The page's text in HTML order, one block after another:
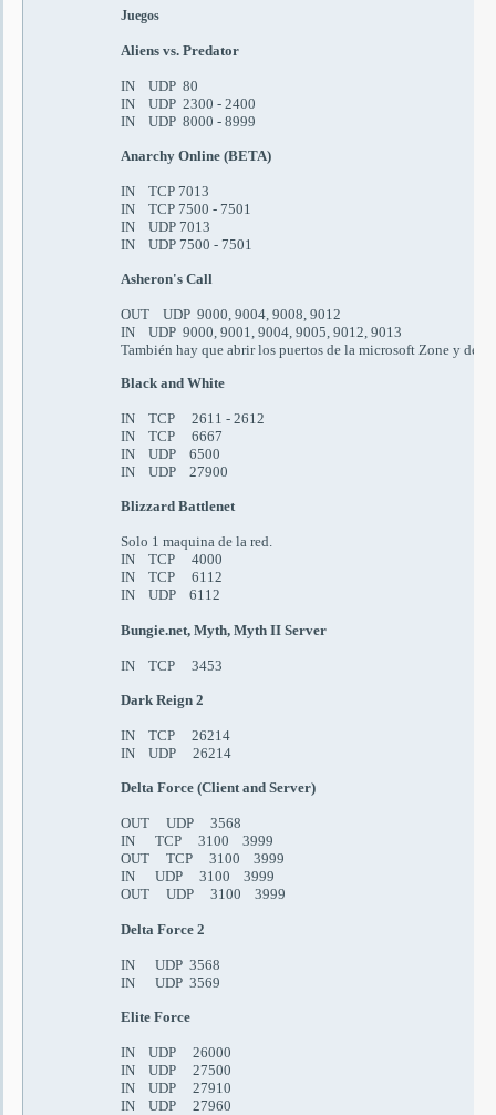
Juegos
Aliens vs. Predator
IN UDP 80
IN UDP 2300 - 2400
IN UDP 8000 - 8999
Anarchy Online (BETA)
IN TCP 7013
IN TCP 7500 - 7501
IN UDP 7013
IN UDP 7500 - 7501
Asheron's Call
OUT UDP 9000, 9004, 9008, 9012
IN UDP 9000, 9001, 9004, 9005, 9012, 9013
También hay que abrir los puertos de la microsoft Zone y de
Black and White
IN TCP 2611 - 2612
IN TCP 6667
IN UDP 6500
IN UDP 27900
Blizzard Battlenet
Solo 1 maquina de la red.
IN TCP 4000
IN TCP 6112
IN UDP 6112
Bungie.net, Myth, Myth II Server
IN TCP 3453
Dark Reign 2
IN TCP 26214
IN UDP 26214
Delta Force (Client and Server)
OUT UDP 3568
IN TCP 3100 3999
OUT TCP 3100 3999
IN UDP 3100 3999
OUT UDP 3100 3999
Delta Force 2
IN UDP 3568
IN UDP 3569
Elite Force
IN UDP 26000
IN UDP 27500
IN UDP 27910
IN UDP 27960